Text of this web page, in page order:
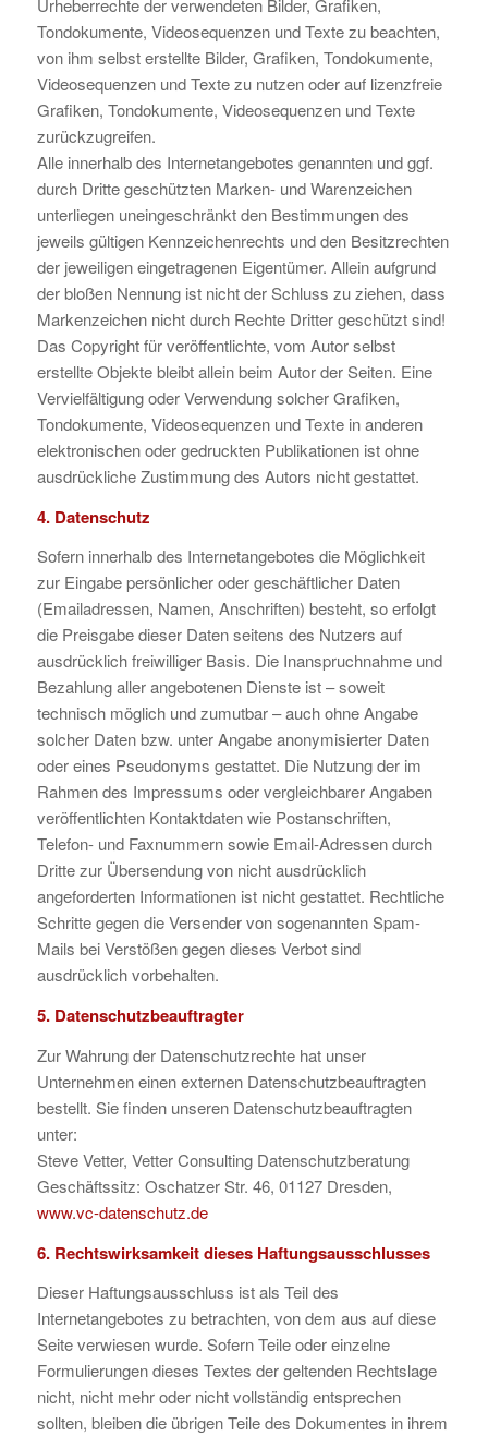
Urheberrechte der verwendeten Bilder, Grafiken,
Tondokumente, Videosequenzen und Texte zu beachten,
von ihm selbst erstellte Bilder, Grafiken, Tondokumente,
Videosequenzen und Texte zu nutzen oder auf lizenzfreie
Grafiken, Tondokumente, Videosequenzen und Texte
zurückzugreifen.
Alle innerhalb des Internetangebotes genannten und ggf.
durch Dritte geschützten Marken- und Warenzeichen
unterliegen uneingeschränkt den Bestimmungen des
jeweils gültigen Kennzeichenrechts und den Besitzrechten
der jeweiligen eingetragenen Eigentümer. Allein aufgrund
der bloßen Nennung ist nicht der Schluss zu ziehen, dass
Markenzeichen nicht durch Rechte Dritter geschützt sind!
Das Copyright für veröffentlichte, vom Autor selbst
erstellte Objekte bleibt allein beim Autor der Seiten. Eine
Vervielfältigung oder Verwendung solcher Grafiken,
Tondokumente, Videosequenzen und Texte in anderen
elektronischen oder gedruckten Publikationen ist ohne
ausdrückliche Zustimmung des Autors nicht gestattet.
4. Datenschutz
Sofern innerhalb des Internetangebotes die Möglichkeit
zur Eingabe persönlicher oder geschäftlicher Daten
(Emailadressen, Namen, Anschriften) besteht, so erfolgt
die Preisgabe dieser Daten seitens des Nutzers auf
ausdrücklich freiwilliger Basis. Die Inanspruchnahme und
Bezahlung aller angebotenen Dienste ist – soweit
technisch möglich und zumutbar – auch ohne Angabe
solcher Daten bzw. unter Angabe anonymisierter Daten
oder eines Pseudonyms gestattet. Die Nutzung der im
Rahmen des Impressums oder vergleichbarer Angaben
veröffentlichten Kontaktdaten wie Postanschriften,
Telefon- und Faxnummern sowie Email-Adressen durch
Dritte zur Übersendung von nicht ausdrücklich
angeforderten Informationen ist nicht gestattet. Rechtliche
Schritte gegen die Versender von sogenannten Spam-
Mails bei Verstößen gegen dieses Verbot sind
ausdrücklich vorbehalten.
5. Datenschutzbeauftragter
Zur Wahrung der Datenschutzrechte hat unser
Unternehmen einen externen Datenschutzbeauftragten
bestellt. Sie finden unseren Datenschutzbeauftragten
unter:
Steve Vetter, Vetter Consulting Datenschutzberatung
Geschäftssitz: Oschatzer Str. 46, 01127 Dresden,
www.vc-datenschutz.de
6. Rechtswirksamkeit dieses Haftungsausschlusses
Dieser Haftungsausschluss ist als Teil des
Internetangebotes zu betrachten, von dem aus auf diese
Seite verwiesen wurde. Sofern Teile oder einzelne
Formulierungen dieses Textes der geltenden Rechtslage
nicht, nicht mehr oder nicht vollständig entsprechen
sollten, bleiben die übrigen Teile des Dokumentes in ihrem